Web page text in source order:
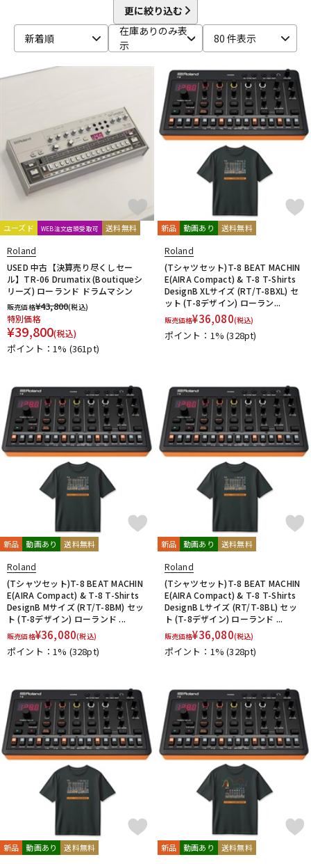
更に絞り込む
新着順
在庫ありのみ表
示
80 件表示
ユーズド WEB注文店頭受取可 送料無料
Roland
USED 中古【決算売り尽くしセー
ル】TR-06 Drumatix (Boutiqueシ
リーズ) ローランド ドラムマシン
販売価格¥43,800(税込)
特別価格
¥39,800(税込)
ポイント：1% (361pt)
新品 動画あり 送料無料
Roland
(Tシャツセット)T-8 BEAT MACHIN
E(AIRA Compact) & T-8 T-Shirts
DesignB XLサイズ (RT/T-8BXL) セ
ット (T-8デザイン) ローラン...
販売価格¥36,080(税込)
ポイント：1%(328pt)
新品 動画あり 送料無料
Roland
(Tシャツセット)T-8 BEAT MACHIN
E(AIRA Compact) & T-8 T-Shirts
DesignB Mサイズ (RT/T-8BM) セッ
ト (T-8デザイン) ローランド ...
販売価格¥36,080(税込)
ポイント：1% (328pt)
新品 動画あり 送料無料
Roland
(Tシャツセット)T-8 BEAT MACHIN
E(AIRA Compact) & T-8 T-Shirts
DesignB Lサイズ (RT/T-8BL) セッ
ト (T-8デザイン) ローランド ...
販売価格¥36,080(税込)
ポイント：1%(328pt)
新品 動画あり 送料無料 新品 動画あり 送料無料